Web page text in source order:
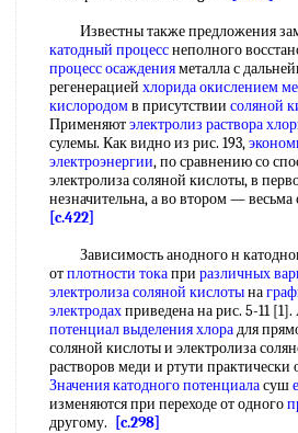
Известны также предложения
катодный процесснеполного
процесс осажденияметалла с
регенерацией хлорида окислением
кислородомв присутствии соляной
Применяютэлектролиз раствора
сулемы. Как видно из рис. 193,
электроэнергии, по сравнению со
электролиза соляной кислоты, в
незначительна, а во втором — весьма
[c.422]
Зависимость анодного н
отплотности токапри различных
электролиза соляной кислотына
электродахприведена на рис. 5-11
потенциал выделения хлорадля
соляной кислоты и электролиза
растворов меди и ртути практически
Значениякатодного потенциаласуш
изменяются при переходе от одного
другому.
[c.298]